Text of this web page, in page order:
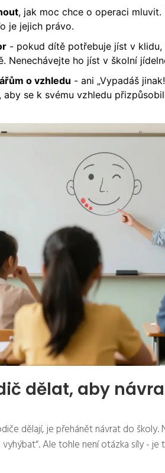
, jak moc chce o operaci
je jejich právo.
- pokud dítě potřebuje jíst v
Nenechávejte ho jíst v školní
o vzhledu - ani „Vypadáš
se k svému vzhledu
dělat, aby
dělají, je přehánět návrat do
vyhýbat“. Ale tohle není otázka síly -